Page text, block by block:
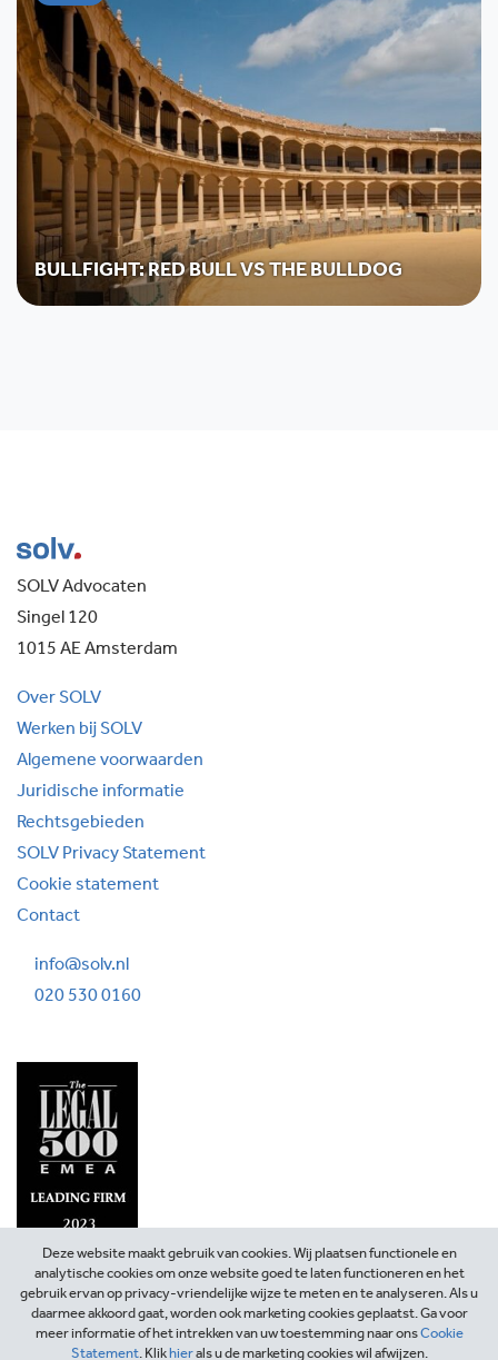
BULLFIGHT: RED BULL VS THE BULLDOG
SOLV Advocaten
Singel 120
1015 AE Amsterdam
Over SOLV
Werken bij SOLV
Algemene voorwaarden
Juridische informatie
Rechtsgebieden
SOLV Privacy Statement
Cookie statement
Contact
info@solv.nl
020 530 0160
Deze website maakt gebruik van cookies. Wij plaatsen functionele en
analytische cookies om onze website goed te laten functioneren en het
gebruik ervan op privacy-vriendelijke wijze te meten en te analyseren. Als u
daarmee akkoord gaat, worden ook marketing cookies geplaatst. Ga voor
meer informatie of het intrekken van uw toestemming naar onsCookie
Statement. Klikhierals u de marketing cookies wil afwijzen.